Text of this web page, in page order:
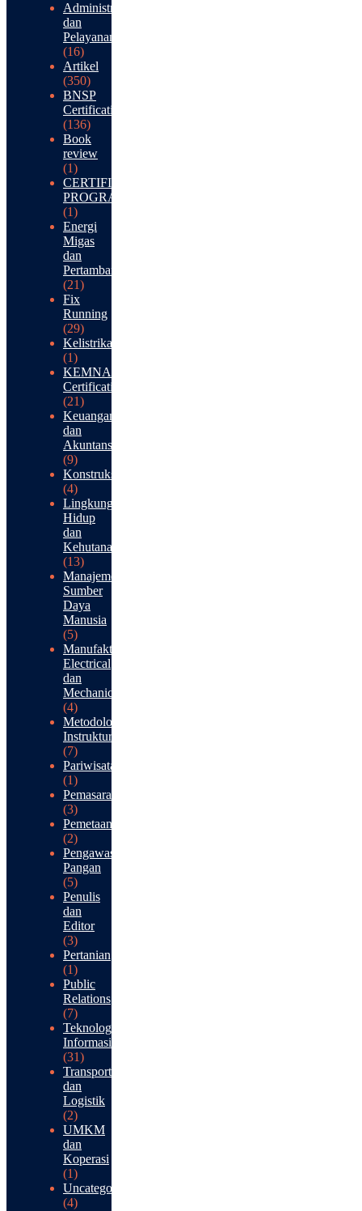
Administrasi
dan
Pelayanan
(16)
Artikel
(350)
BNSP
Certification
(136)
Book
review
(1)
CERTIFICATION
PROGRAM
(1)
Energi
Migas
dan
Pertambangan
(21)
Fix
Running
(29)
Kelistrikan
(1)
KEMNAKER
Certification
(21)
Keuangan
dan
Akuntansi
(9)
Konstruksi
(4)
Lingkungan
Hidup
dan
Kehutanan
(13)
Manajemen
Sumber
Daya
Manusia
(5)
Manufaktur:
Electrical
dan
Mechanical
(4)
Metodologi
Instruktur
(7)
Pariwisata
(1)
Pemasaran
(3)
Pemetaan
(2)
Pengawasan
Pangan
(5)
Penulis
dan
Editor
(3)
Pertanian
(1)
Public
Relations
(7)
Teknologi
Informasi
(31)
Transportasi
dan
Logistik
(2)
UMKM
dan
Koperasi
(1)
Uncategorized
(4)